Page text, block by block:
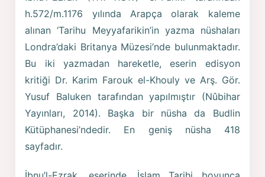
h.572/m.1176 yılında Arapça olarak kaleme
alınan ‘Tarihu Meyyafarikin’in yazma nüshaları
Londra’daki Britanya Müzesi’nde bulunmaktadır.
Bu iki yazmadan hareketle, eserin edisyon
kritiği Dr. Karim Farouk el-Khouly ve Arş. Gör.
Yusuf Baluken tarafından yapılmıştır (Nûbihar
Yayınları, 2014). Başka bir nüsha da Budlin
Kütüphanesi’ndedir. En geniş nüsha 418
sayfadır.